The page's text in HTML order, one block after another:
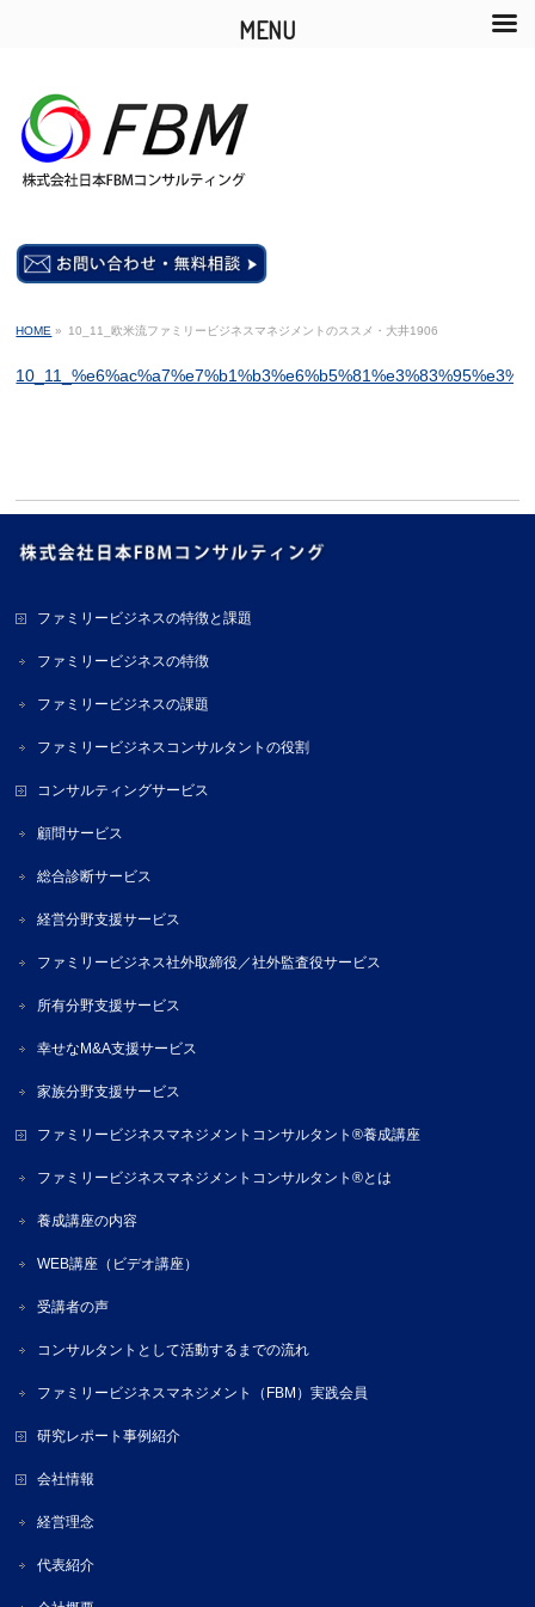
HOME » 10_11_欧米流ファミリービジネスマネジメントのススメ・大井1906
ファミリービジネスの特徴と課題
ファミリービジネスの特徴
ファミリービジネスの課題
ファミリービジネスコンサルタントの役割
コンサルティングサービス
顧問サービス
総合診断サービス
経営分野支援サービス
ファミリービジネス社外取締役／社外監査役サービス
所有分野支援サービス
幸せなM&A支援サービス
家族分野支援サービス
ファミリービジネスマネジメントコンサルタント®養成講座
ファミリービジネスマネジメントコンサルタント®とは
養成講座の内容
WEB講座（ビデオ講座）
受講者の声
コンサルタントとして活動するまでの流れ
ファミリービジネスマネジメント（FBM）実践会員
研究レポート事例紹介
会社情報
経営理念
代表紹介
MENU